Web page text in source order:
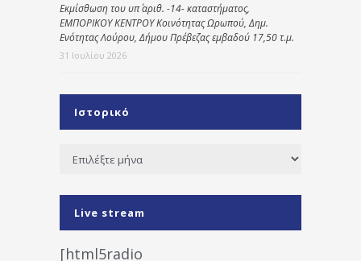
Εκμίσθωση του υπ΄ αριθ. -14- καταστήματος,
ΕΜΠΟΡΙΚΟΥ ΚΕΝΤΡΟΥ Κοινότητας Ωρωπού, Δημ.
Ενότητας Λούρου, Δήμου Πρέβεζας εμβαδού 17,50 τ.μ.
31 Ιουλίου 2026
Ιστορικό
Ιστορικό
Live stream
[html5radio